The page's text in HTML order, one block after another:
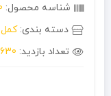
شناسه محصول:
دسته بندی:
تعداد بازدید: 630 بازدید